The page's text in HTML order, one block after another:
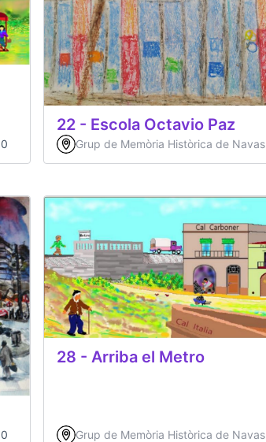
0
22 - Escola Octavio Paz
Grup de Memòria Històrica de Navas
0
28 - Arriba el Metro
Grup de Memòria Històrica de Navas